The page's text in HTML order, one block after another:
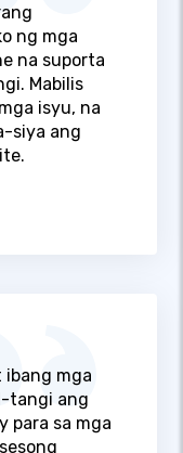
ng mga
na suporta
Mabilis
isyu, na
siya ang
ibang mga
tangi ang
para sa mga